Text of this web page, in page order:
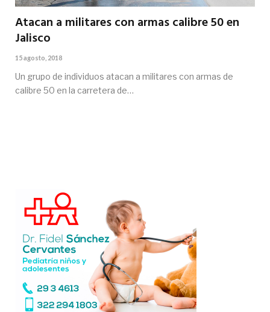
Atacan a militares con armas calibre 50 en
Jalisco
15 agosto, 2018
Un grupo de individuos atacan a militares con armas de
calibre 50 en la carretera de…